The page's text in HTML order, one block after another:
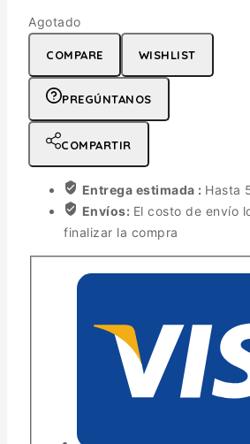
Agotado
COMPARE WISHLIST
PREGÚNTANOS
COMPARTIR
Entrega estimada : Hasta
Envíos: El costo de envío
finalizar la compra